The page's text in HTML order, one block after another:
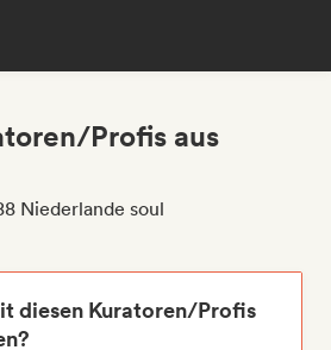
Profis aus
Niederlande soul
diesen Kuratoren/Profis